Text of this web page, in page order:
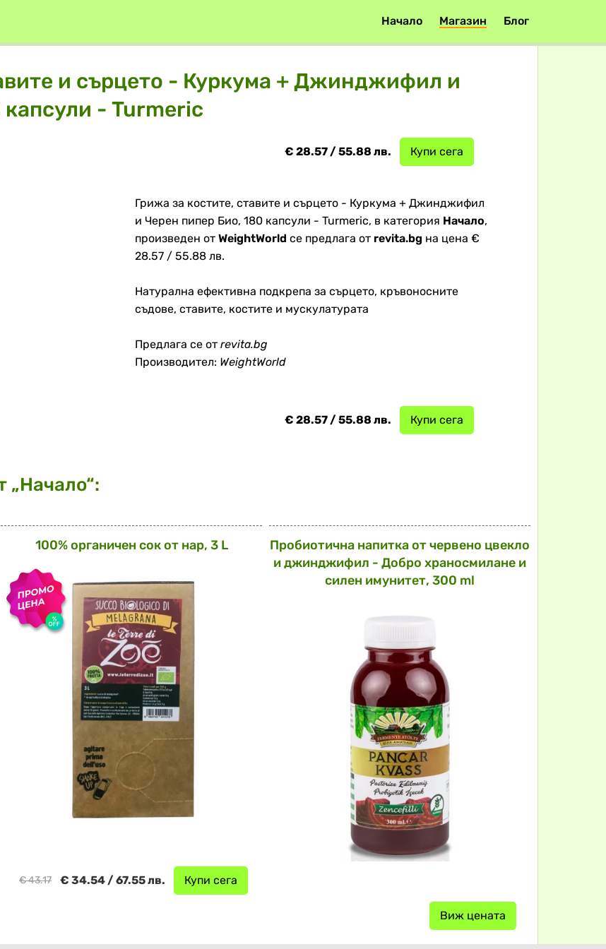
Начало Магазин Блог
и сърцето - Куркума + Джинджифил и
- Turmeric
Купи сега
€ 28.57 / 55.88 лв.
Грижа за костите, ставите и сърцето - Куркума + Джинджифил
и Черен пипер Био, 180 капсули - Turmeric, в категория Начало,
произведен от WeightWorld се предлага от revita.bg на цена €
28.57 / 55.88 лв.
Натурална ефективна подкрепа за сърцето, кръвоносните
съдове, ставите, костите и мускулатуратa
Предлага се от revita.bg
Производител: WeightWorld
Купи сега
€ 28.57 / 55.88 лв.
„Начало“:
100% органичен сок от нар, 3 L
Купи сега
€ 34.54 / 67.55 лв.
€ 43.17
Пробиотична напитка от червено цвекло
и джинджифил - Добро храносмилане и
силен имунитет, 300 ml
Виж цената